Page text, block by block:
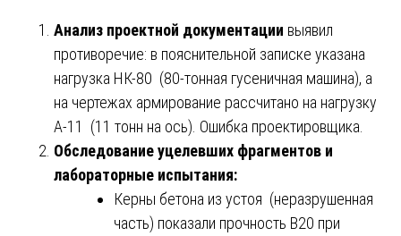
Анализ проектной документации выявил
противоречие: в пояснительной записке указана
нагрузка НК-80 (80-тонная гусеничная машина), а
на чертежах армирование рассчитано на нагрузку
А-11 (11 тонн на ось). Ошибка проектировщика.
Обследование уцелевших фрагментов и
лабораторные испытания:
Керны бетона из устоя (неразрушенная
часть) показали прочность В20 при